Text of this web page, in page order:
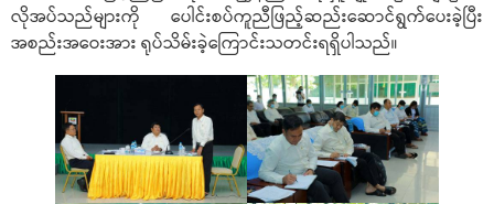
လိုအပ်သည်များကို ပေါင်းစပ်ကူညီဖြည့်ဆည်းဆောင်ရွက်ပေးခဲ့ပြီး
အစည်းအဝေးအား ရုပ်သိမ်းခဲ့ကြောင်းသတင်းရရှိပါသည်။